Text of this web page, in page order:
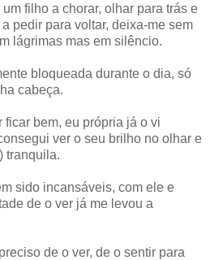
filho a chorar, olhar para trás e
pedir para voltar, deixa-me sem
lágrimas mas em silêncio.
bloqueada durante o dia, só
cabeça.
bem, eu própria já o vi
ver o seu brilho no olhar e
tranquila.
sido incansáveis, com ele e
de o ver já me levou a
de o ver, de o sentir para